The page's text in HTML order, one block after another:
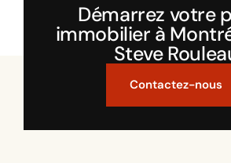
Démarrez votre
immobilier à
Steve
Contactez-nous